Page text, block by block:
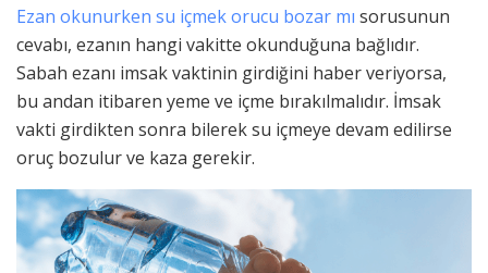
Ezan okunurken su içmek orucu bozar mı sorusunun
cevabı, ezanın hangi vakitte okunduğuna bağlıdır.
Sabah ezanı imsak vaktinin girdiğini haber veriyorsa,
bu andan itibaren yeme ve içme bırakılmalıdır. İmsak
vakti girdikten sonra bilerek su içmeye devam edilirse
oruç bozulur ve kaza gerekir.